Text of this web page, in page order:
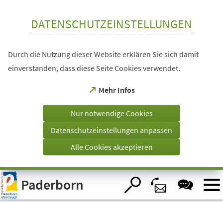
Visuelle
Assistenzsoftware
öffnen.
DATENSCHUTZEINSTELLUNGEN
Durch die Nutzung dieser Website erklären Sie sich damit
einverstanden, dass diese Seite Cookies verwendet.
Mehr Infos
(Öffnet
einem
Tab)
Nur notwendige Cookies
Datenschutzeinstellungen anpassen
Alle Cookies akzeptieren
Paderborn